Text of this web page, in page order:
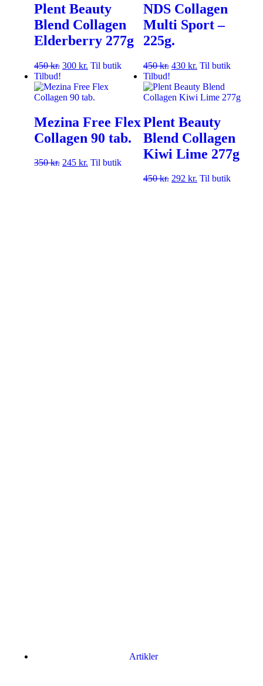
Plent Beauty
Blend Collagen
Elderberry 277g
450kr. 300 kr. Til butik
NDS Collagen
Multi Sport –
225g.
450kr. 430 kr. Til butik
Tilbud!
Mezina Free Flex
Collagen 90 tab.
350kr. 245 kr. Til butik
Tilbud!
Plent Beauty
Blend Collagen
Kiwi Lime 277g
450kr. 292 kr. Til butik
Artikler